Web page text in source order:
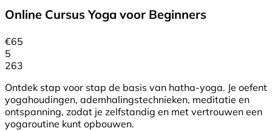
Online Cursus Yoga voor Beginners
€65
5
263
Ontdek stap voor stap de basis van hatha-yoga. Je oefent
yogahoudingen, ademhalingstechnieken, meditatie en
ontspanning, zodat je zelfstandig en met vertrouwen een
yogaroutine kunt opbouwen.